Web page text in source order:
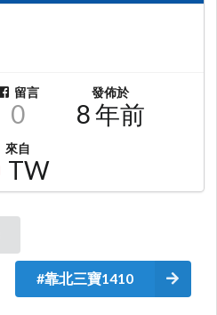
留言
0
發佈於
8 年前
來自
TW
#靠北三寶1410